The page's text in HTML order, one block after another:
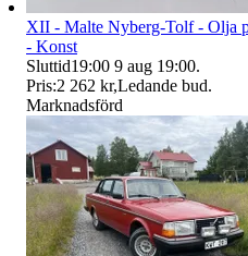
XII - Malte Nyberg-Tolf - Olja
- Konst
Sluttid19:00 9 aug 19:00.
Pris:2 262 kr,Ledande bud.
Marknadsförd